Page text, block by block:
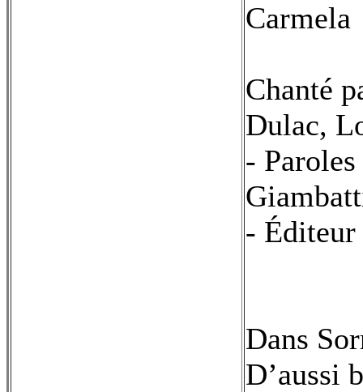
Carmela
Chanté
Dulac,
-
-
Dans
D’aussi